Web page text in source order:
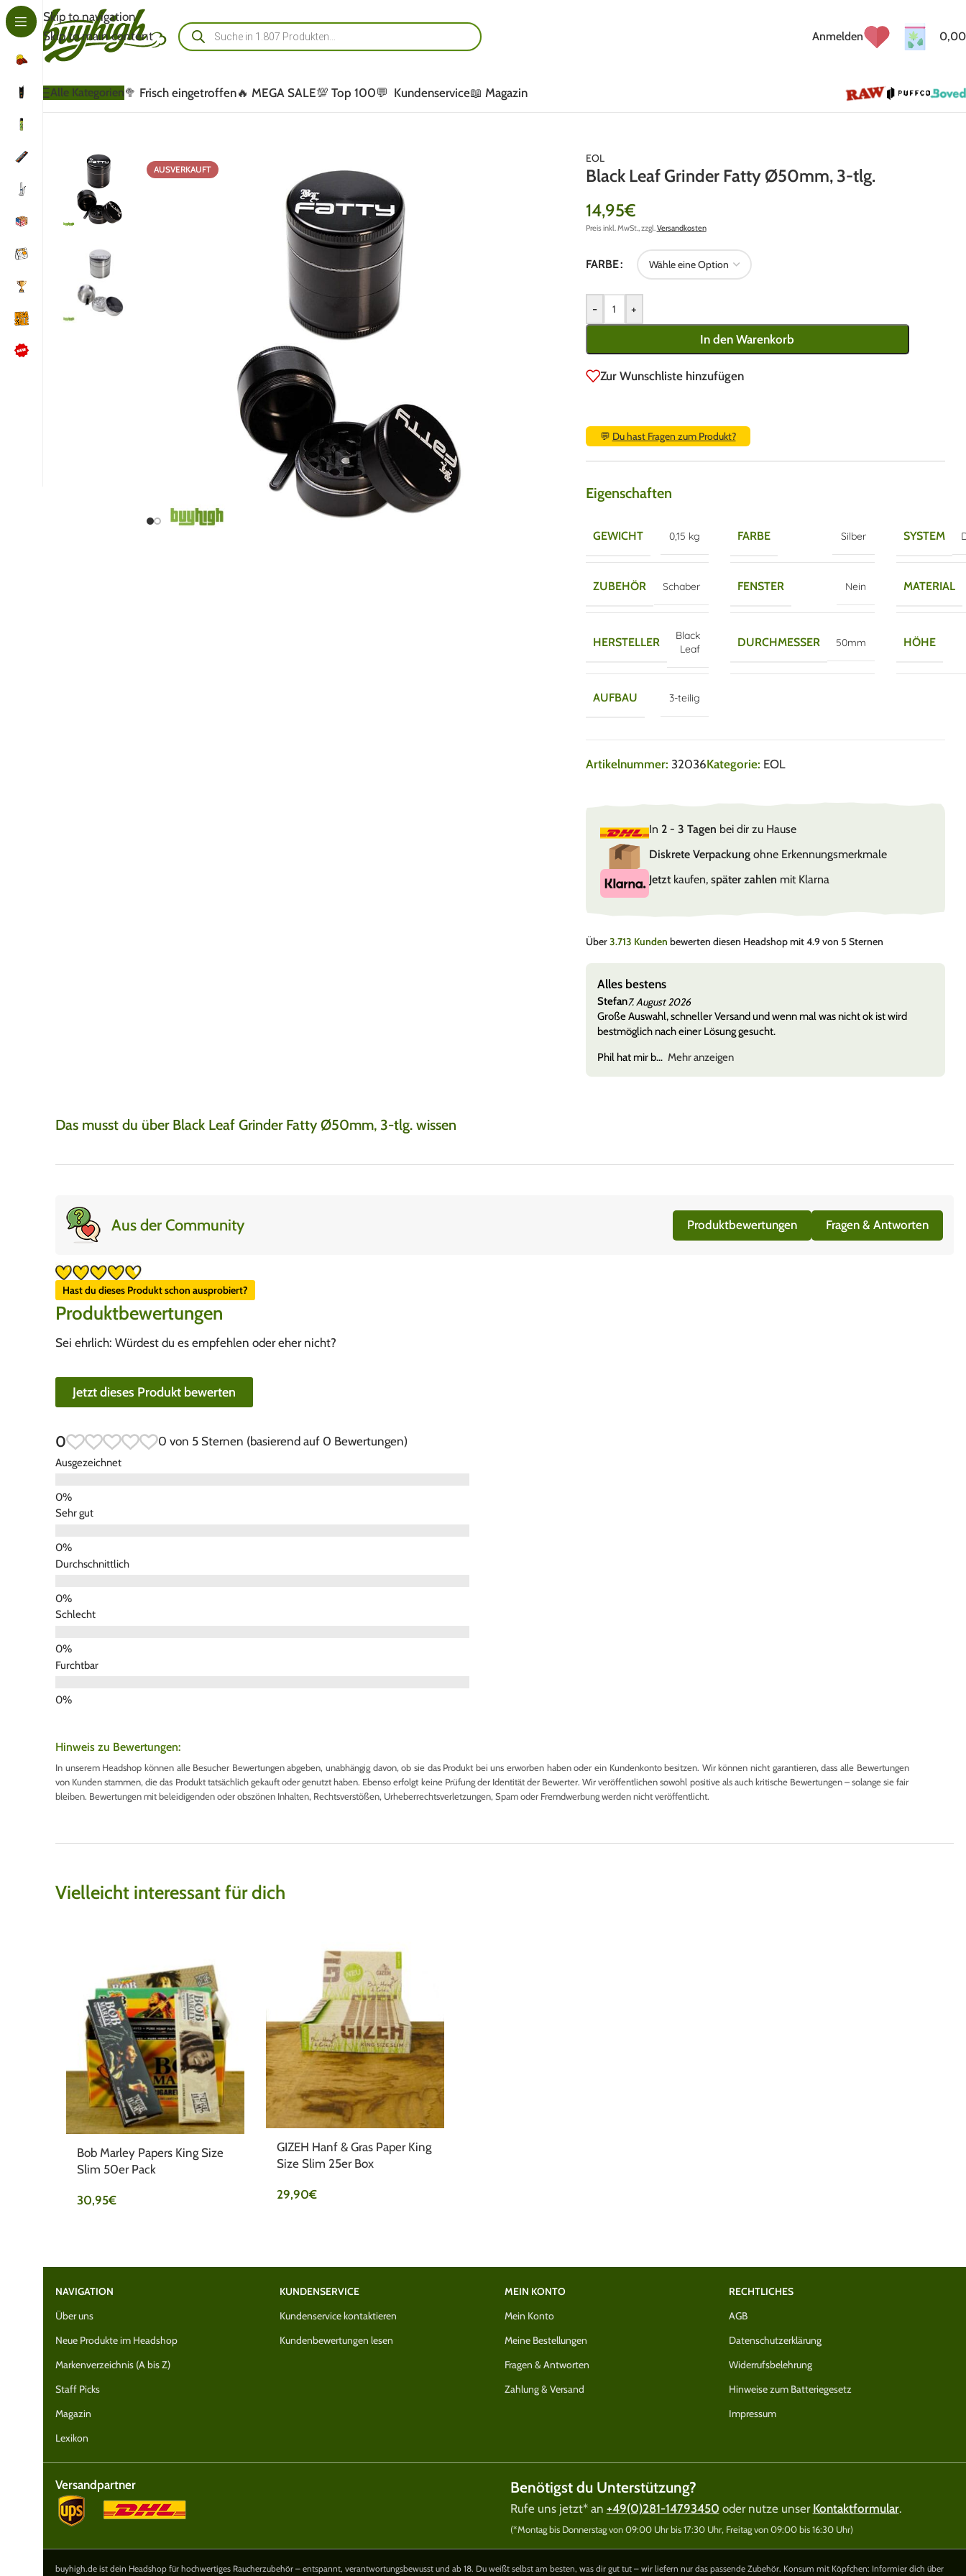
Skip to navigation
Skip to main content
Anmelden 0,00
Alle Kategorien🥦 Frisch eingetroffen🔥 MEGA SALE💯 Top 100💬 Kundenservice📖 Magazin
AUSVERKAUFT
EOL
Black Leaf Grinder Fatty Ø50mm, 3-tlg.
14,95€
Preis inkl. MwSt., zzgl.Versandkosten
FARBE
- +
In den Warenkorb
Zur Wunschliste hinzufügen
💬 Du hast Fragen zum Produkt?
Eigenschaften
GEWICHT 0,15 kg FARBE Silber SYSTEM
ZUBEHÖR Schaber FENSTER Nein MATERIAL
HERSTELLER
Black
Leaf
DURCHMESSER 50mm HÖHE
AUFBAU 3-teilig
Artikelnummer: 32036Kategorie: EOL
In 2 - 3 Tagen bei dir zu Hause
Diskrete Verpackungohne Erkennungsmerkmale
Jetztkaufen, später zahlen mit Klarna
Über3.713 Kunden bewerten diesen Headshop mit 4.9 von 5 Sternen
Alles bestens
Stefan7. August 2026
Große Auswahl, schneller Versand und wenn mal was nicht ok ist wird
bestmöglich nach einer Lösung gesucht.
Phil hat mir b
Mehr anzeigen
Das musst du über Black Leaf Grinder Fatty Ø50mm, 3-tlg. wissen
Aus der Community Produktbewertungen Fragen & Antworten
Hast du dieses Produkt schon ausprobiert?
Produktbewertungen
Sei ehrlich: Würdest du es empfehlen oder eher nicht?
Jetzt dieses Produkt bewerten
0 0 von 5 Sternen (basierend auf 0 Bewertungen)
Ausgezeichnet
Sehr gut
Durchschnittlich
Schlecht
Furchtbar
Hinweis zu Bewertungen:
In unserem Headshop können alle Besucher Bewertungen abgeben, unabhängig davon, ob sie das Produkt bei uns erworben haben oder ein Kundenkonto besitzen. Wir können nicht garantieren, dass alle Bewertungen
von Kunden stammen, die das Produkt tatsächlich gekauft oder genutzt haben. Ebenso erfolgt keine Prüfung der Identität der Bewerter. Wir veröffentlichen sowohl positive als auch kritische Bewertungen – solange sie fair
bleiben. Bewertungen mit beleidigenden oder obszönen Inhalten, Rechtsverstößen, Urheberrechtsverletzungen, Spam oder Fremdwerbung werden nicht veröffentlicht.
Vielleicht interessant für dich
Bob Marley Papers King Size
Slim 50er Pack
30,95€
GIZEH Hanf & Gras Paper King
Size Slim 25er Box
29,90€
NAVIGATION
Über uns
Neue Produkte im Headshop
Markenverzeichnis (A bis Z)
Staff Picks
Magazin
Lexikon
KUNDENSERVICE
Kundenservice kontaktieren
Kundenbewertungen lesen
MEIN KONTO
Mein Konto
Meine Bestellungen
Fragen & Antworten
Zahlung & Versand
RECHTLICHES
AGB
Datenschutzerklärung
Widerrufsbelehrung
Hinweise zum Batteriegesetz
Impressum
Versandpartner Benötigst du Unterstützung?
Rufe uns jetzt* an +49(0)281-14793450 oder nutze unser Kontaktformular.
(*Montag bis Donnerstag von 09:00 Uhr bis 17:30 Uhr, Freitag von 09:00 bis 16:30 Uhr)
buyhigh.de ist dein Headshop für hochwertiges Raucherzubehör – entspannt, verantwortungsbewusst und ab 18. Du weißt selbst am besten, was dir gut tut – wir liefern nur das passende Zubehör. Konsum mit Köpfchen: Informier dich über